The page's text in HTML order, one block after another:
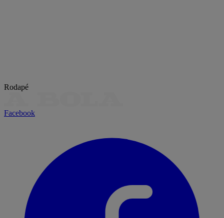
Rodapé
Facebook